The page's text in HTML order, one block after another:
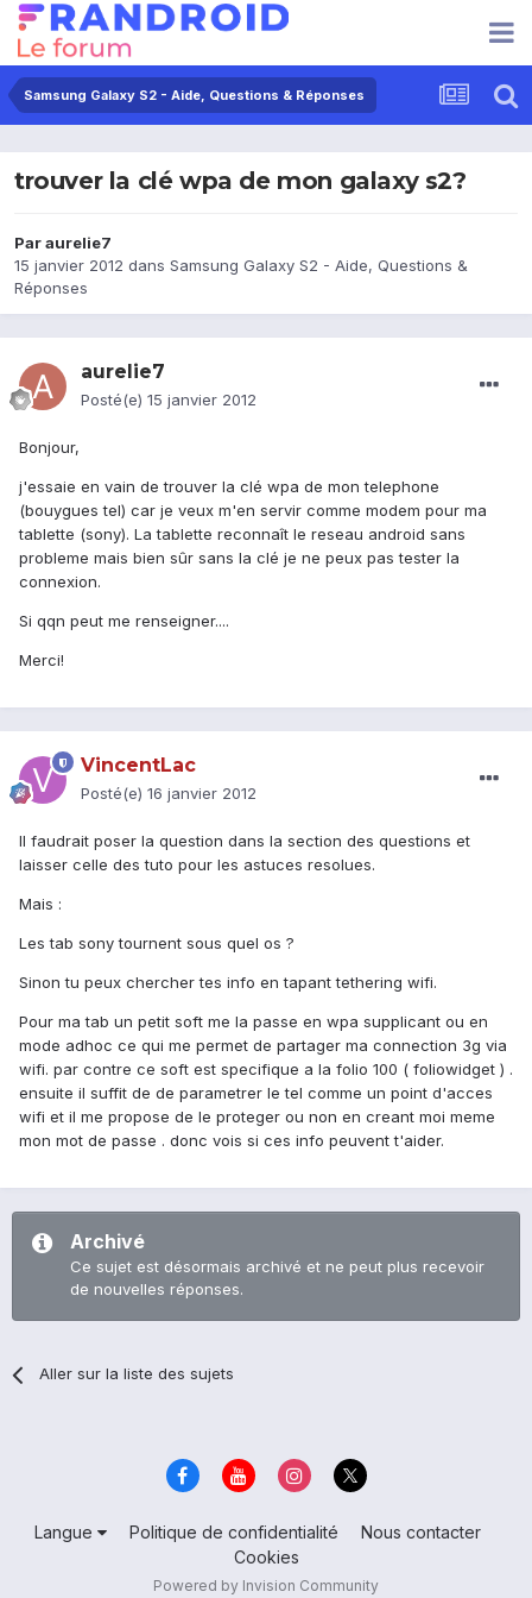
Samsung Galaxy S2 - Aide, Questions & Réponses
trouver la clé wpa de mon galaxy s2?
Paraurelie7
15 janvier 2012 dans Samsung Galaxy S2 - Aide, Questions &
Réponses
aurelie7
Posté(e) 15 janvier 2012
Bonjour,
j'essaie en vain de trouver la clé wpa de mon telephone
(bouygues tel) car je veux m'en servir comme modem pour ma
tablette (sony). La tablette reconnaît le reseau android sans
probleme mais bien sûr sans la clé je ne peux pas tester la
connexion.
Si qqn peut me renseigner....
Merci!
VincentLac
Posté(e) 16 janvier 2012
Il faudrait poser la question dans la section des questions et
laisser celle des tuto pour les astuces resolues.
Mais :
Les tab sony tournent sous quel os ?
Sinon tu peux chercher tes info en tapant tethering wifi.
Pour ma tab un petit soft me la passe en wpa supplicant ou en
mode adhoc ce qui me permet de partager ma connection 3g via
wifi. par contre ce soft est specifique a la folio 100 ( foliowidget ) .
ensuite il suffit de de parametrer le tel comme un point d'acces
wifi et il me propose de le proteger ou non en creant moi meme
mon mot de passe . donc vois si ces info peuvent t'aider.
Archivé
Ce sujet est désormais archivé et ne peut plus recevoir
de nouvelles réponses.
Aller sur la liste des sujets
Langue Politique de confidentialité
Nous contacter
Cookies
Powered by Invision Community